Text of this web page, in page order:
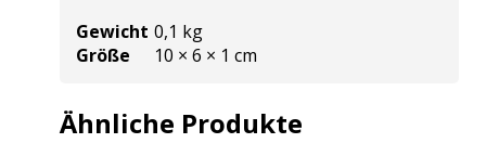
Gewicht 0,1 kg
Größe
10 × 6 × 1 cm
Ähnliche Produkte